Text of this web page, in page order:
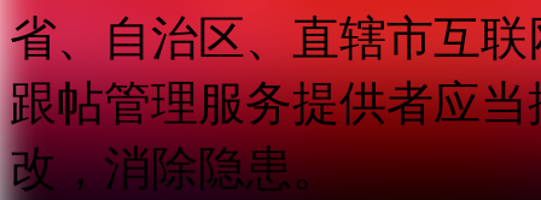
省、自治区、直辖市互
跟帖管理服务提供者应
改，消除隐患。